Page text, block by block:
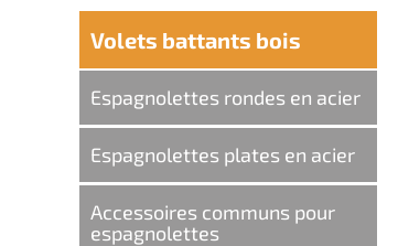
Volets battants bois
Espagnolettes rondes en acier
Espagnolettes plates en acier
Accessoires communs pour
espagnolettes